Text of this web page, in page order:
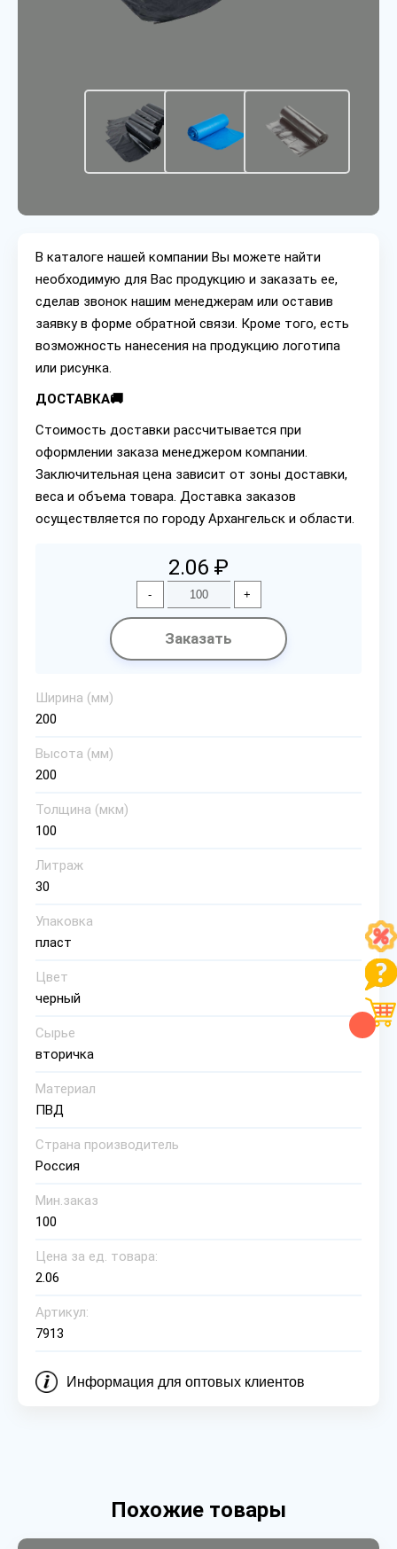
В каталоге нашей компании Вы можете найти
необходимую для Вас продукцию и заказать ее,
сделав звонок нашим менеджерам или оставив
заявку в форме обратной связи. Кроме того, есть
возможность нанесения на продукцию логотипа
или рисунка.
ДОСТАВКА🚚
Стоимость доставки рассчитывается при
оформлении заказа менеджером компании.
Заключительная цена зависит от зоны доставки,
веса и объема товара. Доставка заказов
осуществляется по городу Архангельск и области.
2.06 ₽
- +
Заказать
Ширина (мм)
200
Высота (мм)
200
Толщина (мкм)
100
Литраж
30
Упаковка
пласт
Цвет
черный
Сырье
вторичка
Материал
ПВД
Страна производитель
Россия
Мин.заказ
100
Цена за ед. товара:
2.06
Артикул:
7913
Информация для оптовых клиентов
Похожие товары